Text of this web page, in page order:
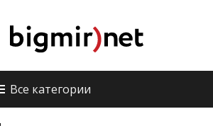
Все категории